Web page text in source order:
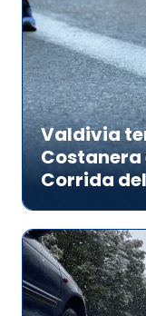
Valdivia
Corrida